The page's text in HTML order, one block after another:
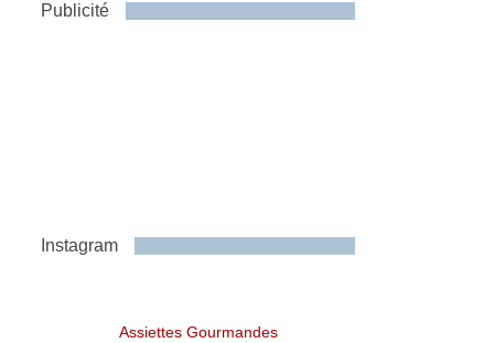
Publicité
Instagram
Assiettes Gourmandes